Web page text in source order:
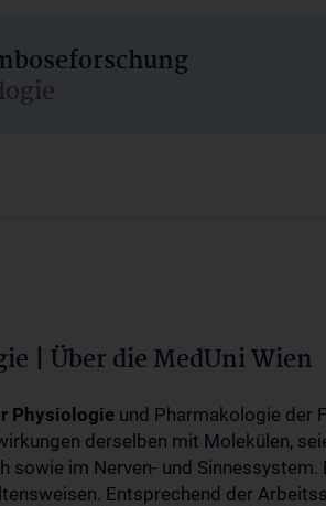
| Über die MedUni Wien
Physiologie und Pharmakologie der
derselben mit Molekülen,
im Nerven- und
Entsprechend der